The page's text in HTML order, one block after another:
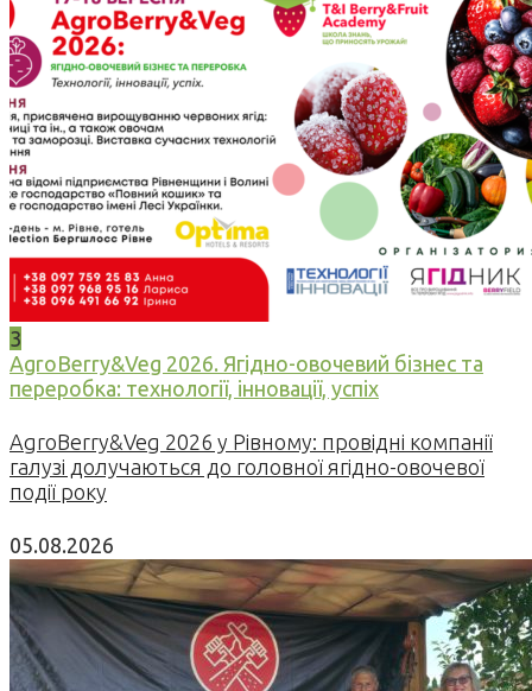
3
AgroBerry&Veg 2026. Ягідно-овочевий бізнес та
переробка: технології, інновації, успіх
AgroBerry&Veg 2026 у Рівному: провідні компанії
галузі долучаються до головної ягідно-овочевої
події року
05.08.2026